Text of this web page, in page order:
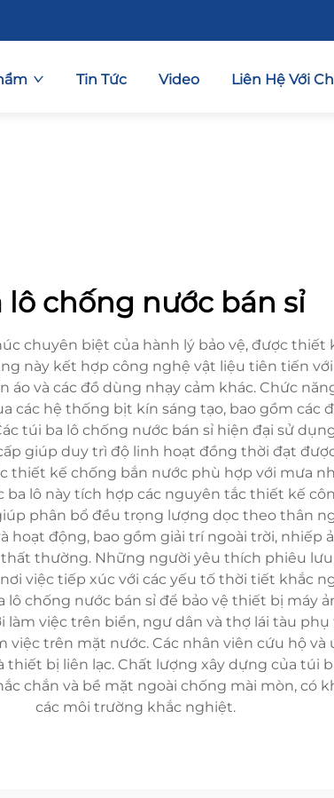
Tin Tức Video Liên Hệ Với
lô chống nước bán sỉ
chuyên biệt của hành lý bảo vệ, được thiết
này kết hợp công nghệ vật liệu tiên tiến
và các đồ dùng nhạy cảm khác. Chức
hệ thống bịt kín sáng tạo, bao gồm các
túi ba lô chống nước bán sỉ hiện đại sử
giúp duy trì độ linh hoạt đồng thời đạt
thiết kế chống bắn nước phù hợp với mưa
lô này tích hợp các nguyên tắc thiết kế
phân bổ đều trọng lượng dọc theo thân
hoạt động, bao gồm giải trí ngoài trời,
thường. Những người yêu thích phiêu
việc tiếp xúc với các yếu tố thời tiết khắc
chống nước bán sỉ để bảo vệ thiết bị máy
việc trên biển, ngư dân và thợ lái tàu
trên mặt nước. Các nhân viên cứu hộ
bị liên lạc. Chất lượng xây dựng của túi
chắn và bề mặt ngoài chống mài mòn, có
các môi trường khắc nghiệt.